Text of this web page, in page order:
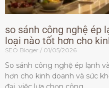
so sánh công nghệ ép
loại nào tốt hơn cho
SEO Bloger 01/05/2026
So sánh công nghệ ép lạnh
hơn cho kinh doanh và sức